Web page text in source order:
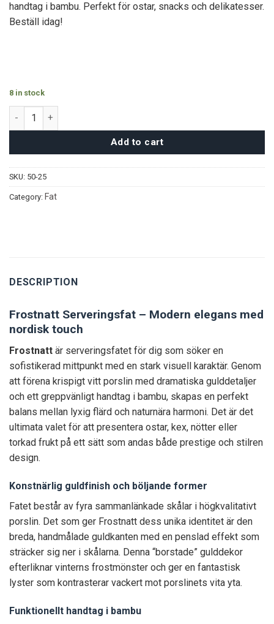
handtag i bambu. Perfekt för ostar, snacks och delikatesser.
Beställ idag!
8 in stock
Frostnatt Serveringsfat quantity
Add to cart
SKU: 50-25
Category: Fat
DESCRIPTION
Frostnatt Serveringsfat – Modern elegans med
nordisk touch
Frostnatt är serveringsfatet för dig som söker en
sofistikerad mittpunkt med en stark visuell karaktär. Genom
att förena krispigt vitt porslin med dramatiska gulddetaljer
och ett greppvänligt handtag i bambu, skapas en perfekt
balans mellan lyxig flärd och naturnära harmoni. Det är det
ultimata valet för att presentera ostar, kex, nötter eller
torkad frukt på ett sätt som andas både prestige och stilren
design.
Konstnärlig guldfinish och böljande former
Fatet består av fyra sammanlänkade skålar i högkvalitativt
porslin. Det som ger Frostnatt dess unika identitet är den
breda, handmålade guldkanten med en penslad effekt som
sträcker sig ner i skålarna. Denna “borstade” gulddekor
efterliknar vinterns frostmönster och ger en fantastisk
lyster som kontrasterar vackert mot porslinets vita yta.
Funktionellt handtag i bambu